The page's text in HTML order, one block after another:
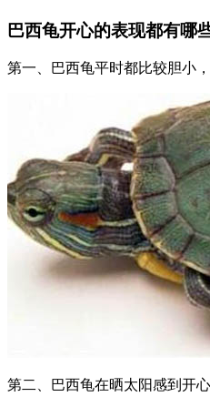
巴西龟开心的表现都有哪
第一、巴西龟平时都比较胆小
第二、巴西龟在晒太阳感到开